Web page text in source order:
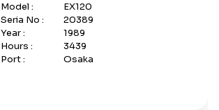
Model :
EX120
Seria No :
20389
Year :
1989
Hours :
3439
Port :
Osaka